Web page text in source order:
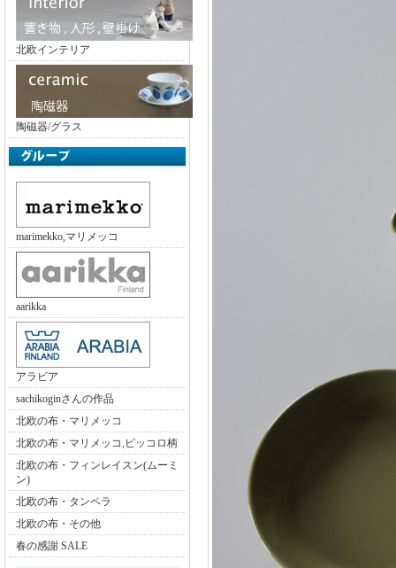
北欧インテリア
陶磁器/グラス
marimekko,マリメッコ
aarikka
アラビア
sachikoginさんの作品
北欧の布・マリメッコ
北欧の布・マリメッコ,ピッコロ柄
北欧の布・フィンレイスン(ムーミ
ン)
北欧の布・タンペラ
北欧の布・その他
春の感謝 SALE